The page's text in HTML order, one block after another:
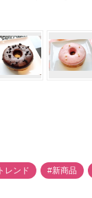
レンド #新商品